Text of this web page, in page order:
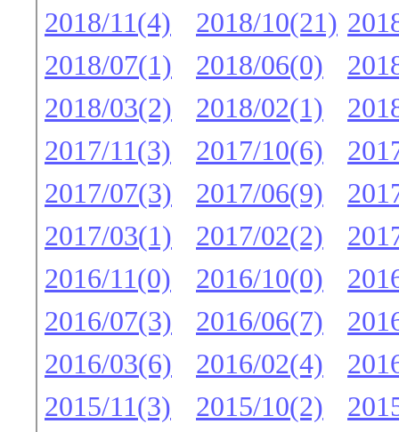
2018/11(4)
2018/10(21)
2018/07(1)
2018/06(0)
2018/03(2)
2018/02(1)
2017/11(3)
2017/10(6)
2017/07(3)
2017/06(9)
2017/03(1)
2017/02(2)
2016/11(0)
2016/10(0)
2016/07(3)
2016/06(7)
2016/03(6)
2016/02(4)
2015/11(3)
2015/10(2)